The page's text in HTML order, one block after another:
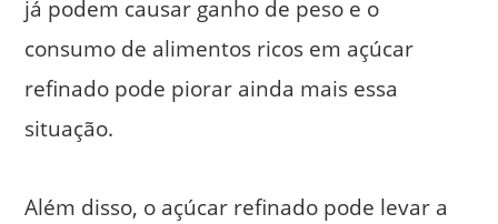
já podem causar ganho de peso e o
consumo de alimentos ricos em açúcar
refinado pode piorar ainda mais essa
situação.
Além disso, o açúcar refinado pode levar a